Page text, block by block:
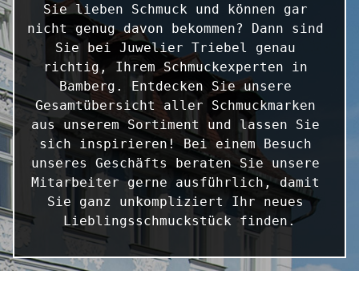
Sie lieben Schmuck und können gar
nicht genug davon bekommen? Dann sind
Sie bei Juwelier Triebel genau
richtig, Ihrem Schmuckexperten in
Bamberg. Entdecken Sie unsere
Gesamtübersicht aller Schmuckmarken
aus unserem Sortiment und lassen Sie
sich inspirieren! Bei einem Besuch
unseres Geschäfts beraten Sie unsere
Mitarbeiter gerne ausführlich, damit
Sie ganz unkompliziert Ihr neues
Lieblingsschmuckstück finden.